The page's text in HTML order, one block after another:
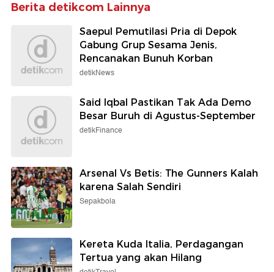
Berita detikcom Lainnya
Saepul Pemutilasi Pria di Depok
Gabung Grup Sesama Jenis,
Rencanakan Bunuh Korban
detikNews
Said Iqbal Pastikan Tak Ada Demo
Besar Buruh di Agustus-September
detikFinance
Arsenal Vs Betis: The Gunners Kalah
karena Salah Sendiri
Sepakbola
Kereta Kuda Italia, Perdagangan
Tertua yang akan Hilang